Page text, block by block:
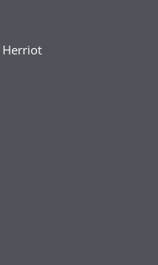
Herriot